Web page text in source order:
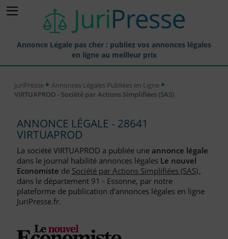
Annonce Légale pas cher : publiez vos annonces légales
en ligne au meilleur prix
Annonces Légales Publiées
Journaux Habilités (JAL) Annonces Légales
Départements pour la Publication d'Annonces Légales
Liste des Greffes
Liste des CCI
FAQ
JuriPresse
Annonces Légales Publiées en Ligne
VIRTUAPROD - Société par Actions Simplifiées (SAS)
ANNONCE LÉGALE - 28641
VIRTUAPROD
La société VIRTUAPROD a publiée une annonce légale
dans le journal habilité annonces légales Le nouvel
Economiste de Société par Actions Simplifiées (SAS),
dans le département 91 - Essonne, par notre
plateforme de publication d'annonces légales en ligne
JuriPresse.fr.